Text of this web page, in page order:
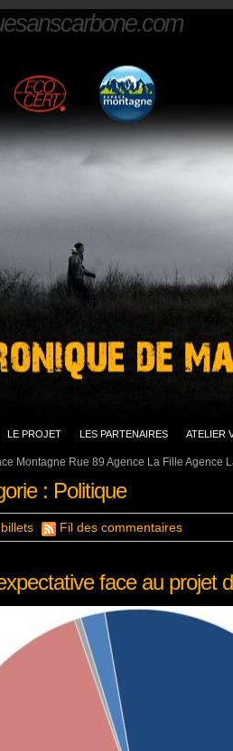
Montagne Rue 89 Agence La Fille Agence
LE PROJET LES PARTENAIRES ATELIER
: Politique
Fil des commentaires
face au projet